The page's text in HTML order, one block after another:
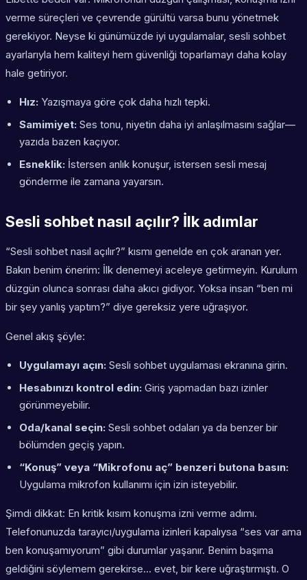
verme süreçleri ve çevrende gürültü varsa bunu yönetmek
gerekiyor. Neyse ki günümüzde iyi uygulamalar, sesli sohbet
ayarlarıyla hem kaliteyi hem güvenliği toparlamayı daha kolay
hale getiriyor.
Hız: Yazışmaya göre çok daha hızlı tepki.
Samimiyet: Ses tonu, niyetin daha iyi anlaşılmasını sağlar—
yazıda bazen kaçıyor.
Esneklik: İstersen anlık konuşur, istersen sesli mesaj
gönderme ile zamana yayarsın.
Sesli sohbet nasıl açılır? İlk adımlar
“Sesli sohbet nasıl açılır?” kısmı genelde en çok aranan yer.
Bakın benim önerim: İlk denemeyi aceleye getirmeyin. Kurulum
düzgün olunca sonrası daha akıcı gidiyor. Yoksa insan “ben mi
bir şey yanlış yaptım?” diye gereksiz yere uğraşıyor.
Genel akış şöyle:
Uygulamayı açın: Sesli sohbet uygulaması ekranına girin.
Hesabınızı kontrol edin: Giriş yapmadan bazı izinler
görünmeyebilir.
Oda/kanal seçin: Sesli sohbet odaları ya da benzer bir
bölümden geçiş yapın.
“Konuş” veya “Mikrofonu aç” benzeri butona basın:
Uygulama mikrofon kullanımı için izin isteyebilir.
Şimdi dikkat: En kritik kısım konuşma izni verme adımı.
Telefonunuzda tarayıcı/uygulama izinleri kapalıysa “ses var ama
ben konuşamıyorum” gibi durumlar yaşanır. Benim başıma
geldiğini söylemem gerekirse… evet, bir kere uğraştırmıştı. O